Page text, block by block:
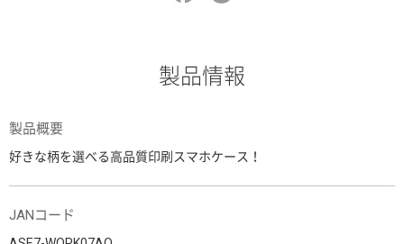
製品情報
製品概要
好きな柄を選べる高品質印刷スマホケース！
JANコード